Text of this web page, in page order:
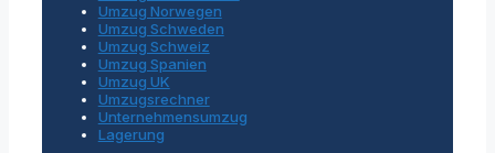
Umzug Norwegen
Umzug Schweden
Umzug Schweiz
Umzug Spanien
Umzug UK
Umzugsrechner
Unternehmensumzug
Lagerung